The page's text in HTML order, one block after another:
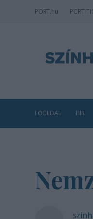
PORT.hu PORT
FŐOLDAL HÍR